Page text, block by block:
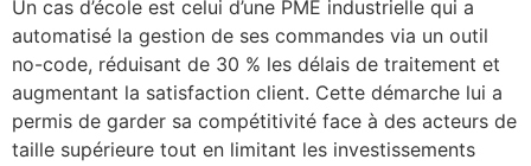
Un cas d’école est celui d’une PME industrielle qui a
automatisé la gestion de ses commandes via un outil
no-code, réduisant de 30 % les délais de traitement et
augmentant la satisfaction client. Cette démarche lui a
permis de garder sa compétitivité face à des acteurs de
taille supérieure tout en limitant les investissements